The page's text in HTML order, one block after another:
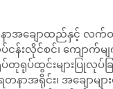
ာအချောထည်နှင့် လက်
ပ်ငန်းလိုင်စင်၊ ကျောက်
ရုပ်ထွင်းများပြုလုပ်ခ
ာအရိုင်း၊ အချောများ